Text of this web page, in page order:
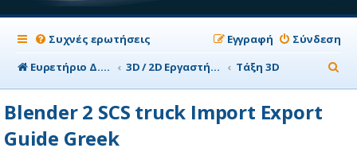
Συχνές ερωτήσεις Σύνδεση
Εγγραφή
Ευρετήριο Δ. Συζήτησης
3D / 2D Εργαστήριο Tάξη 3D
ν
Blender 2 SCS truck Import Export
Guide Greek